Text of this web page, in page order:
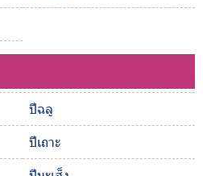
ปีฉลู
ปีเถาะ